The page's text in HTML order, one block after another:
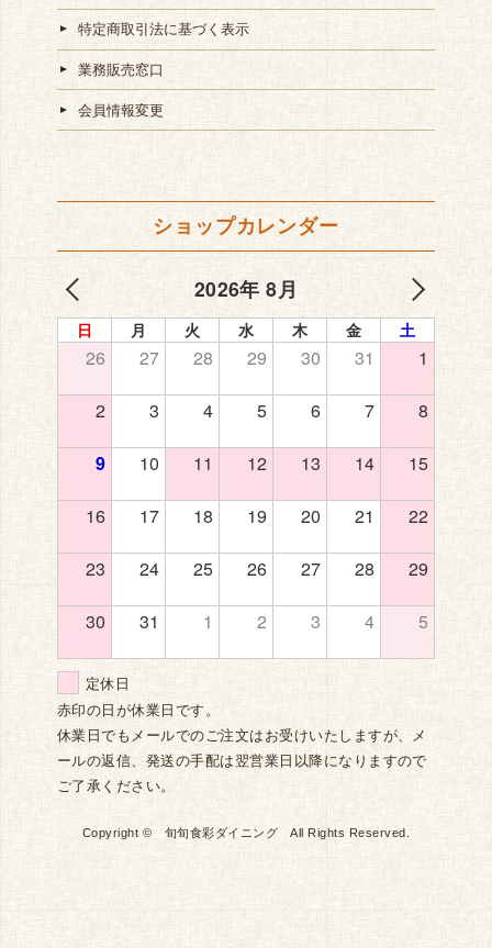
特定商取引法に基づく表示
業務販売窓口
会員情報変更
ショップカレンダー
2026年 8月
日 月 火 水 木 金 土
26 27 28 29 30 31 1
2 3 4 5 6 7 8
9 10 11 12 13 14 15
16 17 18 19 20 21 22
23 24 25 26 27 28 29
30 31 1 2 3 4 5
定休日
赤印の日が休業日です。
休業日でもメールでのご注文はお受けいたしますが、メ
ールの返信、発送の手配は翌営業日以降になりますので
ご了承ください。
Copyright © 旬旬食彩ダイニング All Rights Reserved.